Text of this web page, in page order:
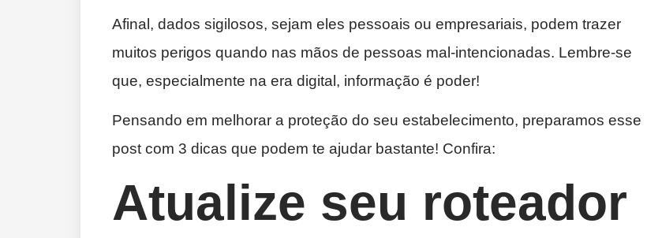
Afinal, dados sigilosos, sejam eles pessoais ou empresariais, podem trazer
muitos perigos quando nas mãos de pessoas mal-intencionadas. Lembre-se
que, especialmente na era digital, informação é poder!
Pensando em melhorar a proteção do seu estabelecimento, preparamos esse
post com 3 dicas que podem te ajudar bastante! Confira:
Atualize seu roteador